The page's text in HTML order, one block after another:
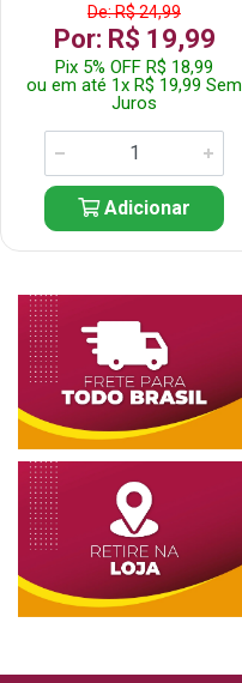
De: R$ 24,99
Por: R$ 19,99
Pix 5% OFF R$ 18,99
ou em até 1x R$ 19,99 Sem
Juros
Adicionar